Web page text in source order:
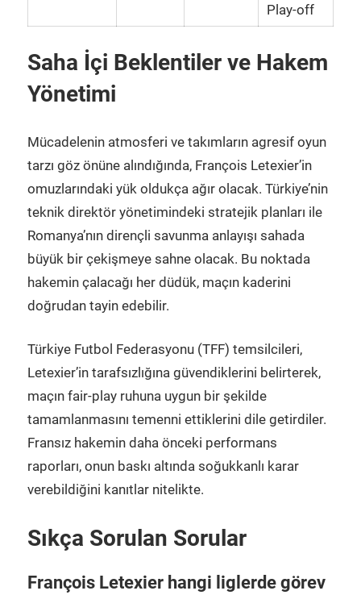
Play-off
Saha İçi Beklentiler ve Hakem
Yönetimi
Mücadelenin atmosferi ve takımların agresif oyun
tarzı göz önüne alındığında, François Letexier’in
omuzlarındaki yük oldukça ağır olacak. Türkiye’nin
teknik direktör yönetimindeki stratejik planları ile
Romanya’nın dirençli savunma anlayışı sahada
büyük bir çekişmeye sahne olacak. Bu noktada
hakemin çalacağı her düdük, maçın kaderini
doğrudan tayin edebilir.
Türkiye Futbol Federasyonu (TFF) temsilcileri,
Letexier’in tarafsızlığına güvendiklerini belirterek,
maçın fair-play ruhuna uygun bir şekilde
tamamlanmasını temenni ettiklerini dile getirdiler.
Fransız hakemin daha önceki performans
raporları, onun baskı altında soğukkanlı karar
verebildiğini kanıtlar nitelikte.
Sıkça Sorulan Sorular
François Letexier hangi liglerde görev